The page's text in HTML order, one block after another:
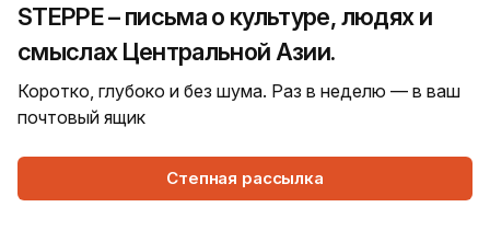
STEPPE – письма о культуре, людях и
смыслах Центральной Азии.
Коротко, глубоко и без шума. Раз в неделю — в ваш
почтовый ящик
Степная рассылка